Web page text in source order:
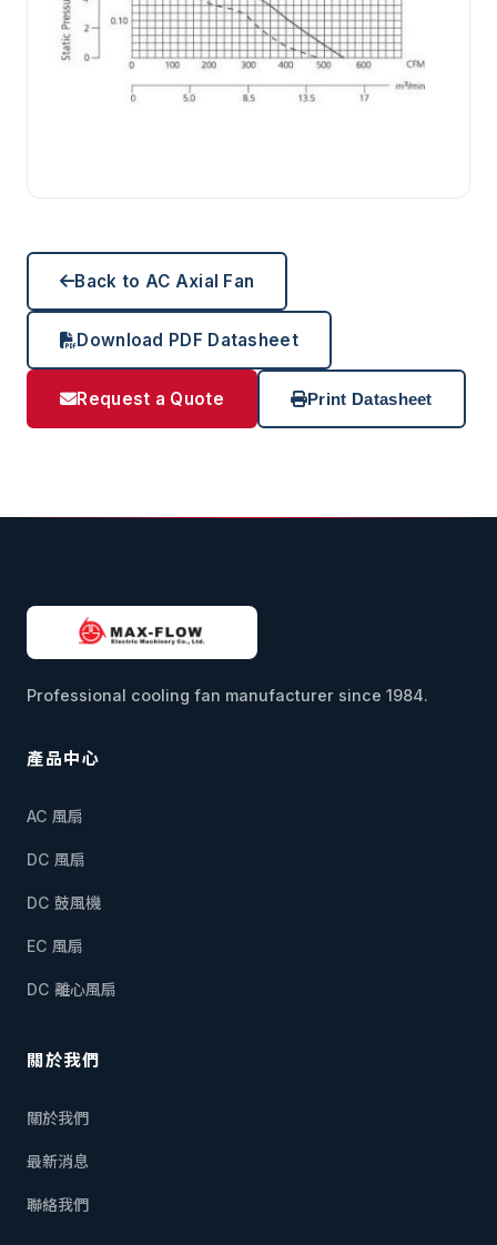
Back to AC Axial Fan
Download PDF Datasheet
Request a Quote Print Datasheet
Professional cooling fan manufacturer since 1984.
產品中心
AC 風扇
DC 風扇
DC 鼓風機
EC 風扇
DC 離心風扇
關於我們
關於我們
最新消息
聯絡我們